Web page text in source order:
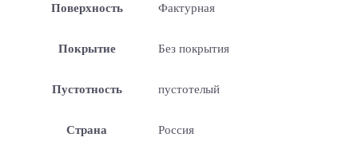
Поверхность Фактурная
Покрытие Без покрытия
Пустотность пустотелый
Страна Россия